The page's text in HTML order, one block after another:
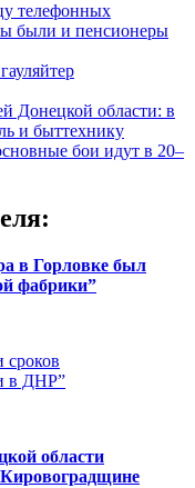
телефонных
были и пенсионеры
Донецкой области: в
и быттехнику
бои идут в 20–
:
в Горловке был
фабрики”
сроков
в ДНР”
области